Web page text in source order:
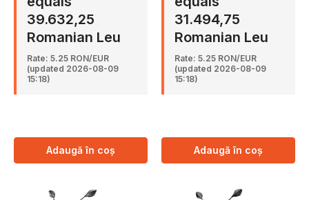
39.632,25
Romanian Leu
Rate: 5.25 RON/EUR
(updated 2026-08-09
15:18)
Adaugă în coș
31.494,75
Romanian Leu
Rate: 5.25 RON/EUR
(updated 2026-08-09
15:18)
Adaugă în coș